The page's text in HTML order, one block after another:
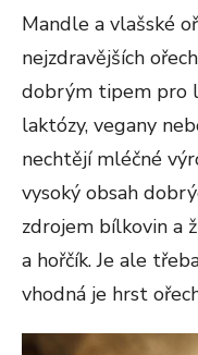
Mandle a vlašské
nejzdravějších
dobrým tipem pro
laktózy, vegany
nechtějí mléčné
vysoký obsah
zdrojem bílkovin a
a hořčík. Je ale
vhodná je hrst